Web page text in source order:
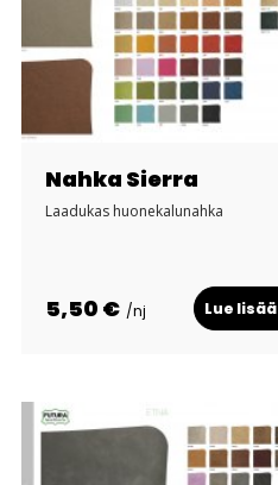
Nahka Sierra
Laadukas huonekalunahka
5,50 € /nj Lue lisää